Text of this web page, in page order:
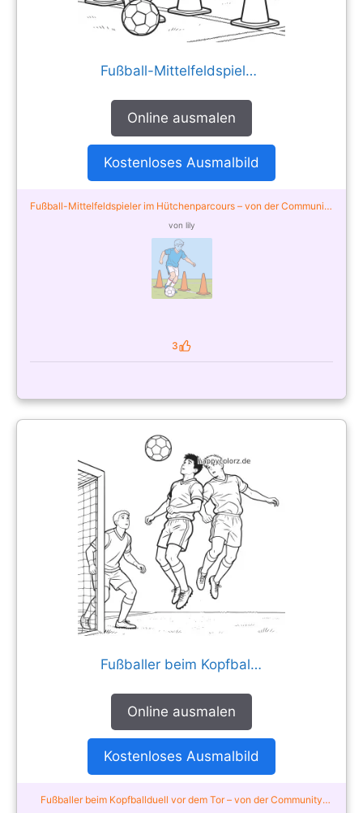
Fußball-Mittelfeldspieler im Hütchenparcours
Online ausmalen
Kostenloses Ausmalbild
Fußball-Mittelfeldspieler im Hütchenparcours – von der Community
von lily
3
Likes
Fußballer beim Kopfballduell vor dem Tor
Online ausmalen
Kostenloses Ausmalbild
Fußballer beim Kopfballduell vor dem Tor – von der Community